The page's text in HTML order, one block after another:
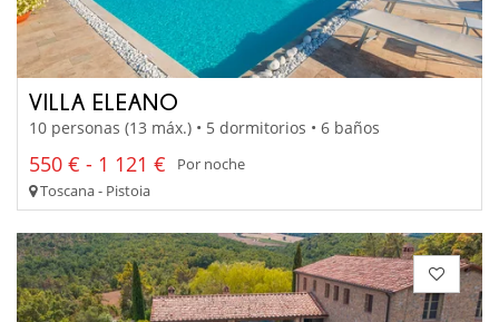
VILLA ELEANO
10 personas (13 máx.) • 5 dormitorios • 6 baños
550 € - 1 121 €
Por noche
Toscana - Pistoia